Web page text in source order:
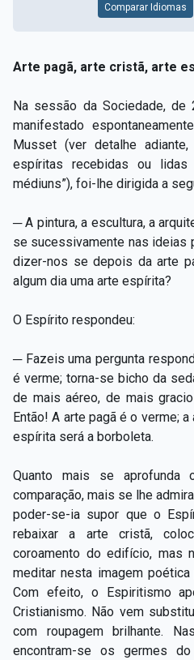
Comparar Idiomas
Arte pagã, arte cristã, arte
Na sessão da Sociedade, de
manifestado
Musset (ver detalhe
espíritas recebidas ou
médiuns”), foi-lhe dirigida a
─ A pintura, a escultura, a
se sucessivamente nas ideias
dizer-nos se depois da arte
algum dia uma arte espírita?
O Espírito respondeu:
─ Fazeis uma pergunta
é verme; torna-se bicho da
de mais aéreo, de mais
Então! A arte pagã é o verme;
espírita será a borboleta.
Quanto mais se aprofunda
comparação, mais se lhe
poder-se-ia supor que o
rebaixar a arte cristã,
coroamento do edifício, mas
meditar nesta imagem
Com efeito, o Espiritismo
Cristianismo. Não vem
com roupagem brilhante.
encontram-se os germes